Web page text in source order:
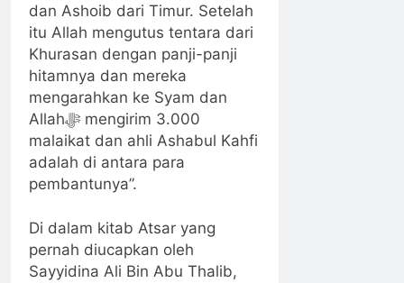
dan Ashoib dari Timur. Setelah
itu Allah mengutus tentara dari
Khurasan dengan panji-panji
hitamnya dan mereka
mengarahkan ke Syam dan
Allahﷻ mengirim 3.000
malaikat dan ahli Ashabul Kahfi
adalah di antara para
pembantunya”.
Di dalam kitab Atsar yang
pernah diucapkan oleh
Sayyidina Ali Bin Abu Thalib,